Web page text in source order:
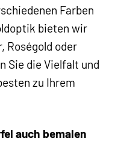
Farben
bieten wir
Roségold oder
Sie die Vielfalt und
zu Ihrem
auch bemalen